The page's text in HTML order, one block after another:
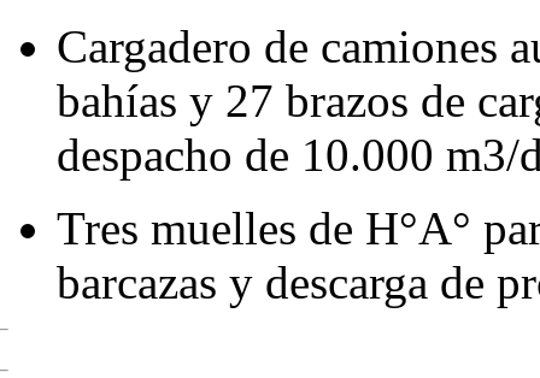
Cargadero de camiones
bahías y 27 brazos de
despacho de 10.000 m3/
Tres muelles de H°A°
barcazas y descarga de